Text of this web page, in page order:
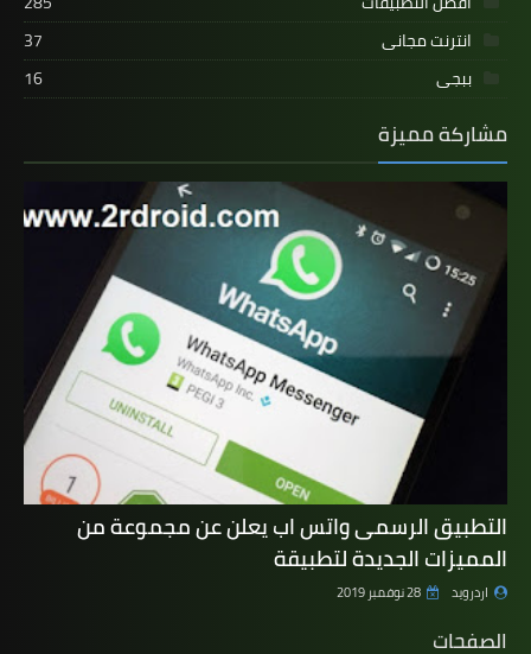
انترنت مجانى
37
ببجى
16
مشاركة مميزة
التطبيق الرسمى واتس اب يعلن عن مجموعة من
المميزات الجديدة لتطبيقة
اردرويد 28 نوفمبر 2019
الصفحات